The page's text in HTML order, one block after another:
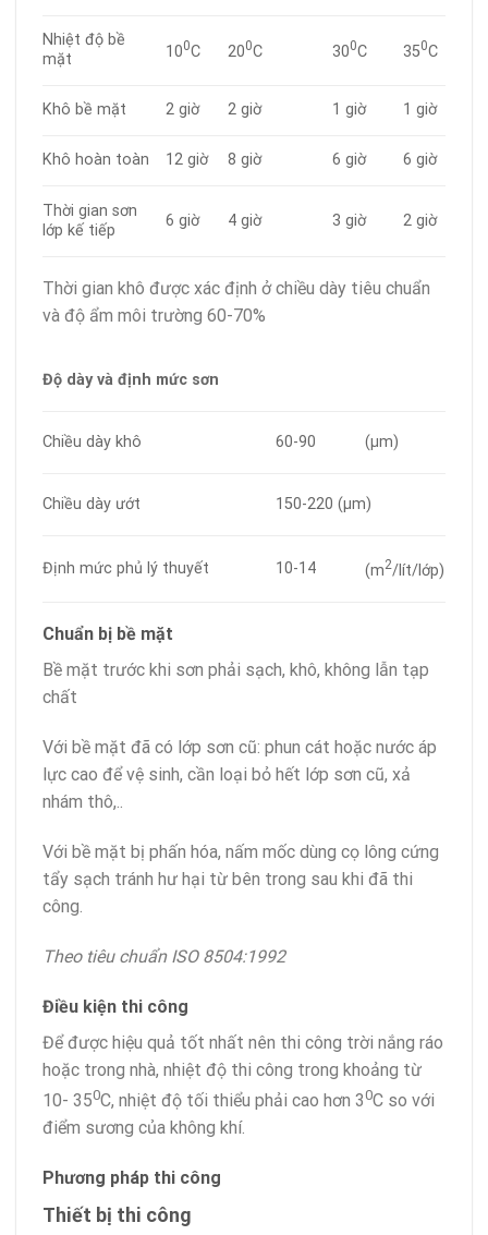
Nhiệt độ bề
mặt
100C 200C 300C 350C
Khô bề mặt 2 giờ 2 giờ 1 giờ 1 giờ
Khô hoàn toàn 12 giờ 8 giờ 6 giờ 6 giờ
Thời gian sơn
lớp kế tiếp
6 giờ 4 giờ 3 giờ 2 giờ
Thời gian khô được xác định ở chiều dày tiêu chuẩn
và độ ẩm môi trường 60-70%
Độ dày và định mức sơn
Chiều dày khô 60-90 (µm)
Chiều dày ướt 150-220 (µm)
Định mức phủ lý thuyết 10-14 (m2/lít/lớp)
Chuẩn bị bề mặt
Bề mặt trước khi sơn phải sạch, khô, không lẫn tạp
chất
Với bề mặt đã có lớp sơn cũ: phun cát hoặc nước áp
lực cao để vệ sinh, cần loại bỏ hết lớp sơn cũ, xả
nhám thô,..
Với bề mặt bị phấn hóa, nấm mốc dùng cọ lông cứng
tẩy sạch tránh hư hại từ bên trong sau khi đã thi
công.
Theo tiêu chuẩn ISO 8504:1992
Điều kiện thi công
Để được hiệu quả tốt nhất nên thi công trời nắng ráo
hoặc trong nhà, nhiệt độ thi công trong khoảng từ
10- 350C, nhiệt độ tối thiểu phải cao hơn 30C so với
điểm sương của không khí.
Phương pháp thi công
Thiết bị thi công